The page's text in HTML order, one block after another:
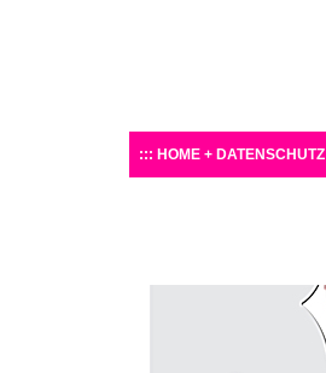
HOME + DATENSCHUTZ